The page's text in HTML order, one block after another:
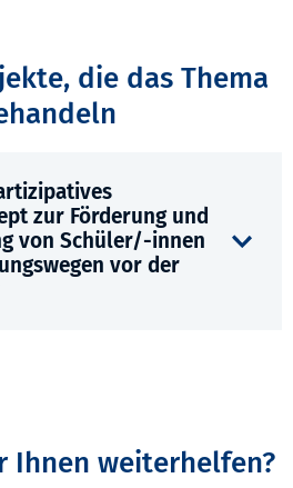
die das Thema
zur Förderung und
von Schüler/-innen
vor der
Ihnen weiterhelfen?